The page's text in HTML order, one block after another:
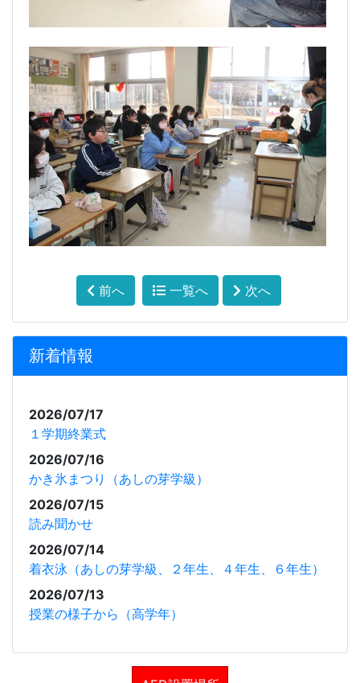
前へ 一覧へ 次へ
新着情報
2026/07/17
１学期終業式
2026/07/16
かき氷まつり（あしの芽学級）
2026/07/15
読み聞かせ
2026/07/14
着衣泳（あしの芽学級、２年生、４年生、６年生）
2026/07/13
授業の様子から（高学年）